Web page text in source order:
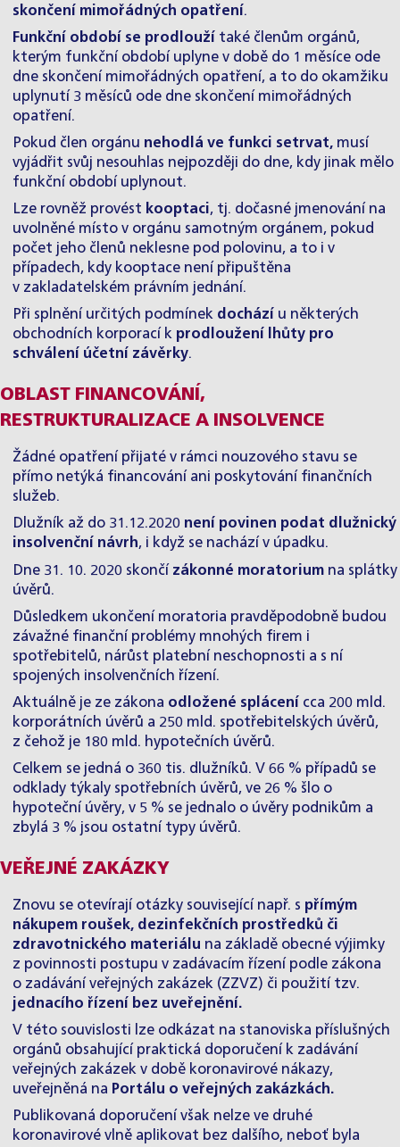
skončení mimořádných opatření.
Funkční období se prodlouží také členům orgánů,
kterým funkční období uplyne v době do 1 měsíce ode
dne skončení mimořádných opatření, a to do okamžiku
uplynutí 3 měsíců ode dne skončení mimořádných
opatření.
Pokud člen orgánu nehodlá ve funkci setrvat, musí
vyjádřit svůj nesouhlas nejpozději do dne, kdy jinak mělo
funkční období uplynout.
Lze rovněž provést kooptaci, tj. dočasné jmenování na
uvolněné místo v orgánu samotným orgánem, pokud
počet jeho členů neklesne pod polovinu, a to i v
případech, kdy kooptace není připuštěna
v zakladatelském právním jednání.
Při splnění určitých podmínek dochází u některých
obchodních korporací k prodloužení lhůty pro
schválení účetní závěrky.
OBLAST FINANCOVÁNÍ,
RESTRUKTURALIZACE A INSOLVENCE
Žádné opatření přijaté v rámci nouzového stavu se
přímo netýká financování ani poskytování finančních
služeb.
Dlužník až do 31.12.2020 není povinen podat dlužnický
insolvenční návrh, i když se nachází v úpadku.
Dne 31. 10. 2020 skončí zákonné moratorium na splátky
úvěrů.
Důsledkem ukončení moratoria pravděpodobně budou
závažné finanční problémy mnohých firem i
spotřebitelů, nárůst platební neschopnosti a s ní
spojených insolvenčních řízení.
Aktuálně je ze zákona odložené splácení cca 200 mld.
korporátních úvěrů a 250 mld. spotřebitelských úvěrů,
z čehož je 180 mld. hypotečních úvěrů.
Celkem se jedná o 360 tis. dlužníků. V 66 % případů se
odklady týkaly spotřebních úvěrů, ve 26 % šlo o
hypoteční úvěry, v 5 % se jednalo o úvěry podnikům a
zbylá 3 % jsou ostatní typy úvěrů.
VEŘEJNÉ ZAKÁZKY
Znovu se otevírají otázky související např. s přímým
nákupem roušek, dezinfekčních prostředků či
zdravotnického materiálu na základě obecné výjimky
z povinnosti postupu v zadávacím řízení podle zákona
o zadávání veřejných zakázek (ZZVZ) či použití tzv.
jednacího řízení bez uveřejnění.
V této souvislosti lze odkázat na stanoviska příslušných
orgánů obsahující praktická doporučení k zadávání
veřejných zakázek v době koronavirové nákazy,
uveřejněná na Portálu o veřejných zakázkách.
Publikovaná doporučení však nelze ve druhé
koronavirové vlně aplikovat bez dalšího, neboť byla